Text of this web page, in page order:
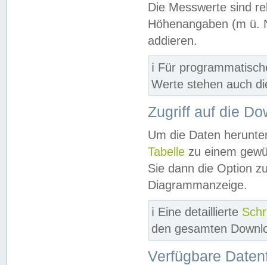
Die Messwerte sind
Höhenangaben (m ü.
addieren.
ℹ️ Für
Werte stehen auch
Zugriff auf die
Um die Daten
Tabelle zu einem
Sie dann die Option
Diagrammanzeige.
ℹ️ Eine detaillierte
den gesamten
Verfügbare